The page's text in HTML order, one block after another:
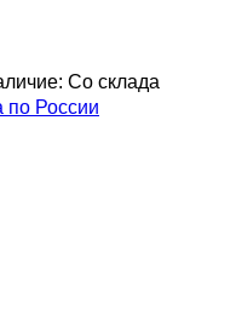
Со склада
по России